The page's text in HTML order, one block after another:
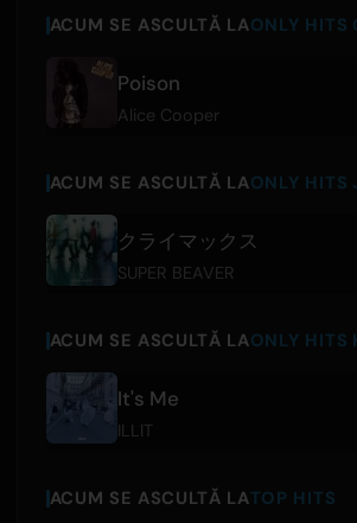
ACUM SE ASCULTĂ LAONLY HITS
Poison
Alice Cooper
ACUM SE ASCULTĂ LAONLY HITS
クライマックス
SUPER BEAVER
ACUM SE ASCULTĂ LAONLY HITS
It's Me
ILLIT
ACUM SE ASCULTĂ LATOP HITS